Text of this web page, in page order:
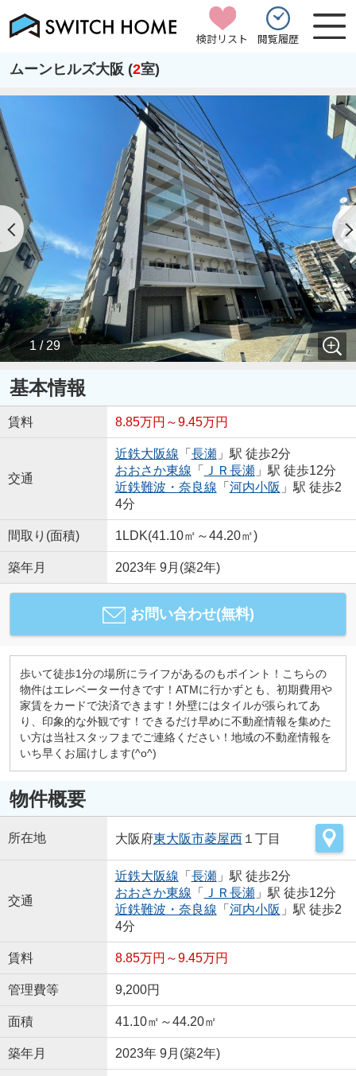
検討リスト 閲覧履歴
ムーンヒルズ大阪 (2室)
1 / 29
基本情報
賃料 8.85万円～9.45万円
交通
近鉄大阪線 「 長瀬」駅 徒歩2分
おおさか東線 「 ＪＲ長瀬」駅 徒歩12分
近鉄難波・奈良線 「 河内小阪 」駅 徒歩2
4分
間取り(面積) 1LDK(41.10㎡～44.20㎡)
築年月 2023年 9月(築2年)
お問い合わせ(無料)
歩いて徒歩1分の場所にライフがあるのもポイント！こちらの
物件はエレベーター付きです！ATMに行かずとも、初期費用や
家賃をカードで決済できます！外壁にはタイルが張られてあ
り、印象的な外観です！できるだけ早めに不動産情報を集めた
い方は当社スタッフまでご連絡ください！地域の不動産情報を
いち早くお届けします(^o^)
物件概要
所在地 大阪府東大阪市菱屋西１丁目
交通
近鉄大阪線 「 長瀬」駅 徒歩2分
おおさか東線 「 ＪＲ長瀬」駅 徒歩12分
近鉄難波・奈良線 「 河内小阪 」駅 徒歩2
4分
賃料 8.85万円～9.45万円
管理費等 9,200円
面積 41.10㎡～44.20㎡
築年月 2023年 9月(築2年)